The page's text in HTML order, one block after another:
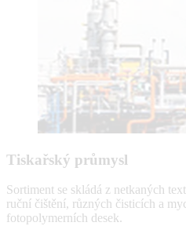
Tiskařský průmysl
Sortiment se skládá z netkaných
ruční čištění, různých čisticích a
fotopolymerních desek.